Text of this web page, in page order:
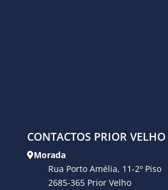
CONTACTOS PRIOR VELHO
Morada
Rua Porto Amélia, 11-2º Piso
2685-365 Prior Velho